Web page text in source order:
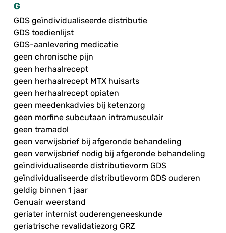
G
GDS geïndividualiseerde distributie
GDS toedienlijst
GDS-aanlevering medicatie
geen chronische pijn
geen herhaalrecept
geen herhaalrecept MTX huisarts
geen herhaalrecept opiaten
geen meedenkadvies bij ketenzorg
geen morfine subcutaan intramusculair
geen tramadol
geen verwijsbrief bij afgeronde behandeling
geen verwijsbrief nodig bij afgeronde behandeling
geïndividualiseerde distributievorm GDS
geïndividualiseerde distributievorm GDS ouderen
geldig binnen 1 jaar
Genuair weerstand
geriater internist ouderengeneeskunde
geriatrische revalidatiezorg GRZ